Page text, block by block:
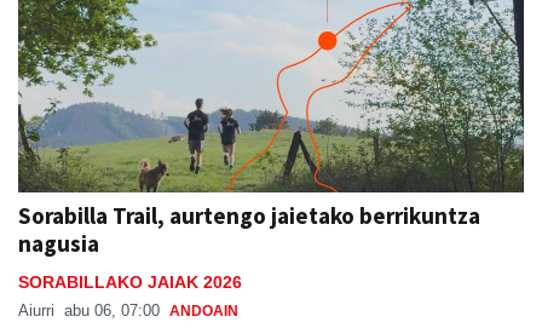
Sorabilla Trail, aurtengo jaietako berrikuntza
nagusia
SORABILLAKO JAIAK 2026
Aiurri abu 06, 07:00 ANDOAIN